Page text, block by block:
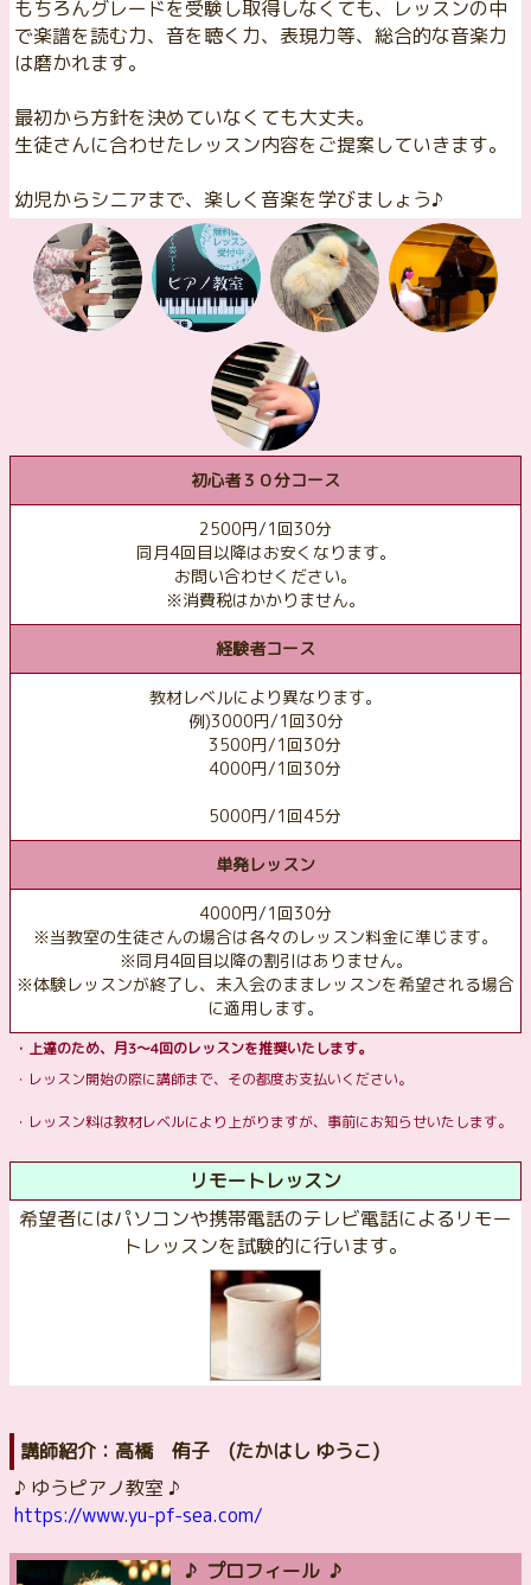
もちろんグレードを受験し取得しなくても、レッスンの中
で楽譜を読む力、音を聴く力、表現力等、総合的な音楽力
は磨かれます。
最初から方針を決めていなくても大丈夫。
生徒さんに合わせたレッスン内容をご提案していきます。
幼児からシニアまで、楽しく音楽を学びましょう♪
初心者３０分コース
2500円/1回30分
同月4回目以降はお安くなります。
お問い合わせください。
※消費税はかかりません。
経験者コース
教材レベルにより異なります。
例)3000円/1回30分
3500円/1回30分
4000円/1回30分
5000円/1回45分
単発レッスン
4000円/1回30分
※当教室の生徒さんの場合は各々のレッスン料金に準じます。
※同月4回目以降の割引はありません。
※体験レッスンが終了し、未入会のままレッスンを希望される場合
に適用します。
・上達のため、月3〜4回のレッスンを推奨いたします。
・レッスン開始の際に講師まで、その都度お支払いください。
・レッスン料は教材レベルにより上がりますが、事前にお知らせいたします。
リモートレッスン
希望者にはパソコンや携帯電話のテレビ電話によるリモー
トレッスンを試験的に行います。
講師紹介：高橋 侑子 (たかはし ゆうこ)
♪ ゆうピアノ教室 ♪
https://www.yu-pf-sea.com/
♪ プロフィール ♪